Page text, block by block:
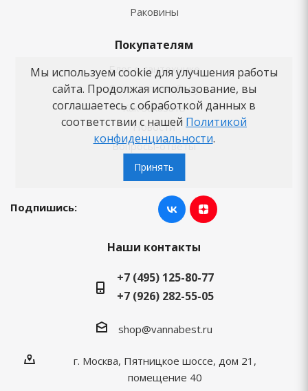
Раковины
Покупателям
Блог о сантехнике
Советы по выбору
Как заказать
Новости
Вопросы-ответы
Бренды
Подпишись:
Наши контакты
+7 (495) 125-80-77
+7 (926) 282-55-05
shop@vannabest.ru
г. Москва, Пятницкое шоссе, дом 21,
помещение 40
Мы используем cookie для улучшения работы
сайта. Продолжая использование, вы
соглашаетесь с обработкой данных в
соответствии с нашей Политикой
конфиденциальности.
Принять